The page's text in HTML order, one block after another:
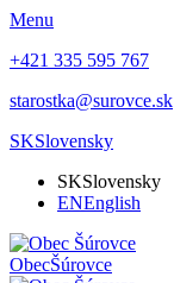
Menu
+421 335 595 767
starostka@surovce.sk
SKSlovensky
SKSlovensky
ENEnglish
ObecŠúrovce